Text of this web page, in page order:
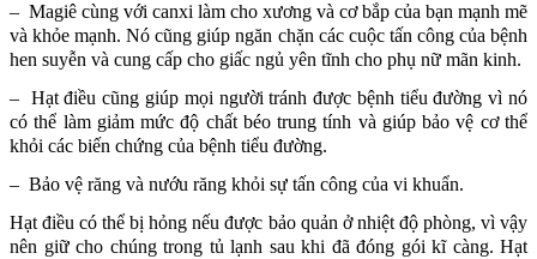
– Magiê cùng với canxi làm cho xương và cơ bắp của bạn mạnh mẽ
và khỏe mạnh. Nó cũng giúp ngăn chặn các cuộc tấn công của bệnh
hen suyễn và cung cấp cho giấc ngủ yên tĩnh cho phụ nữ mãn kinh.
– Hạt điều cũng giúp mọi người tránh được bệnh tiểu đường vì nó
có thể làm giảm mức độ chất béo trung tính và giúp bảo vệ cơ thể
khỏi các biến chứng của bệnh tiểu đường.
– Bảo vệ răng và nướu răng khỏi sự tấn công của vi khuẩn.
Hạt điều có thể bị hỏng nếu được bảo quản ở nhiệt độ phòng, vì vậy
nên giữ cho chúng trong tủ lạnh sau khi đã đóng gói kĩ càng. Hạt